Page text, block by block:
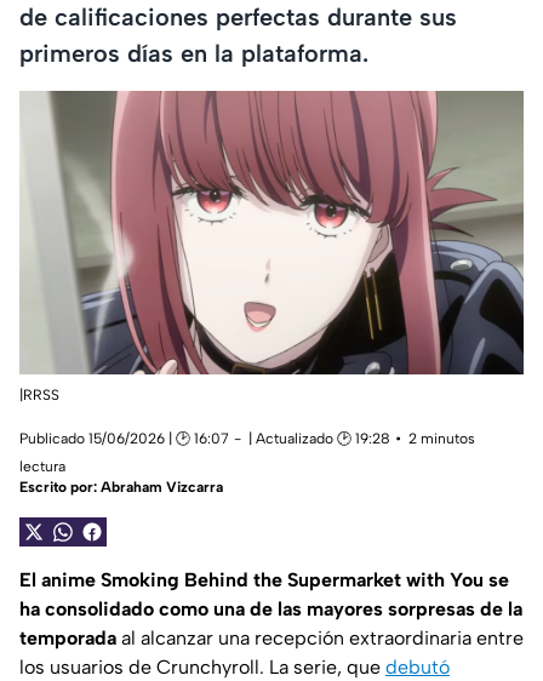
de calificaciones perfectas durante sus
primeros días en la plataforma.
|RRSS
Publicado 15/06/2026 | 🕑 16:07 | Actualizado 🕑 19:28
2 minutos
lectura
Escrito por: Abraham Vizcarra
El anime Smoking Behind the Supermarket with You se
ha consolidado como una de las mayores sorpresas de la
temporada al alcanzar una recepción extraordinaria entre
los usuarios de Crunchyroll. La serie, que debutó